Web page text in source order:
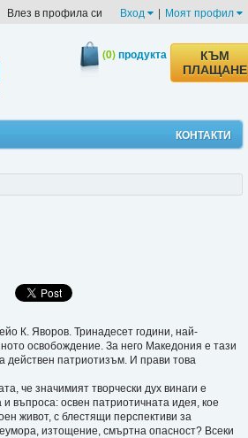
Влез в профила си Вход | Моят профил
(0)продукта
КЪМ
ПЛАЩАНЕ
КОНТАКТИ
К. Яворов. Тринадесет години, най-
освобождение. За него Македония е тази
действен патриотизъм. И прави това
че значимият творчески дух винаги е
въпроса: освен патриотичната идея, кое
живот, с блестящи перспективи за
изтощение, смъртна опасност? Всеки